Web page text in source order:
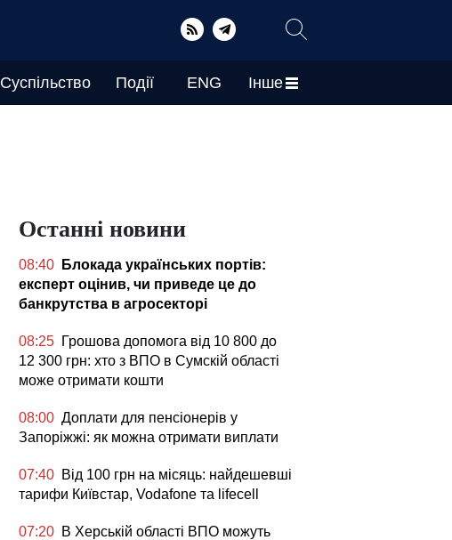
Суспільство Події ENG Інше
Останні новини
08:40
Блокада українських портів:
експерт оцінив, чи приведе це до
банкрутства в агросекторі
08:25 Грошова допомога від 10 800 до
12 300 грн: хто з ВПО в Сумскій області
може отримати кошти
08:00 Доплати для пенсіонерів у
Запоріжжі: як можна отримати виплати
07:40 Від 100 грн на місяць: найдешевші
тарифи Київстар, Vodafone та lifecell
07:20 В Херській області ВПО можуть